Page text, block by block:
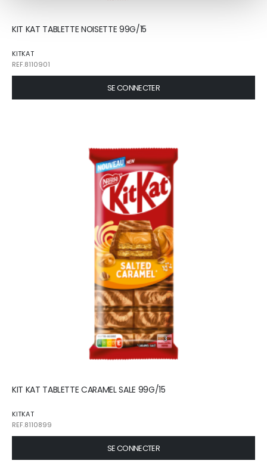
KIT KAT TABLETTE NOISETTE 99G/15
KITKAT
REF.8110901
SE CONNECTER
KIT KAT TABLETTE CARAMEL SALE 99G/15
KITKAT
REF.8110899
SE CONNECTER